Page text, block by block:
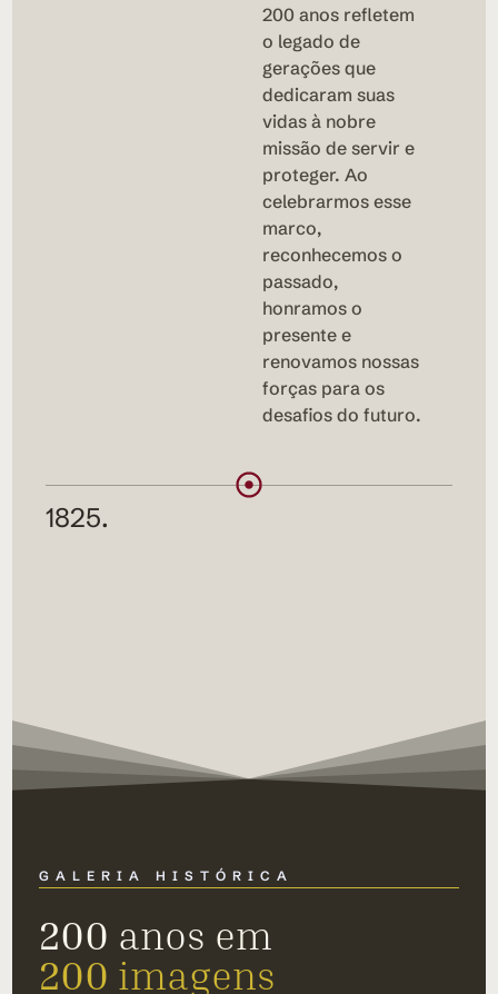
200 anos refletem
o legado de
gerações que
dedicaram suas
vidas à nobre
missão de servir e
proteger. Ao
celebrarmos esse
marco,
reconhecemos o
passado,
honramos o
presente e
renovamos nossas
forças para os
desafios do futuro.
1825.
GALERIA HISTÓRICA
200 anos em
200 imagens